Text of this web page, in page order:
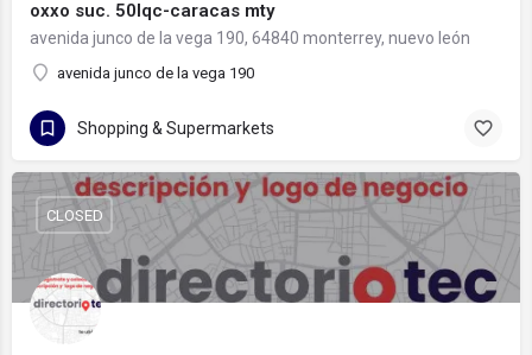
oxxo suc. 50lqc-caracas mty
avenida junco de la vega 190, 64840 monterrey, nuevo león
avenida junco de la vega 190
Shopping & Supermarkets
CLOSED